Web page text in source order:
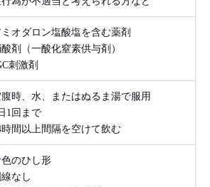
ミオダロン塩酸塩を含む薬剤
剤（一酸化窒素供与剤）
刺激剤
腹時、水、またはぬるま湯で服用
1回まで
時間以上間隔を空けて飲む
のひし形
なし